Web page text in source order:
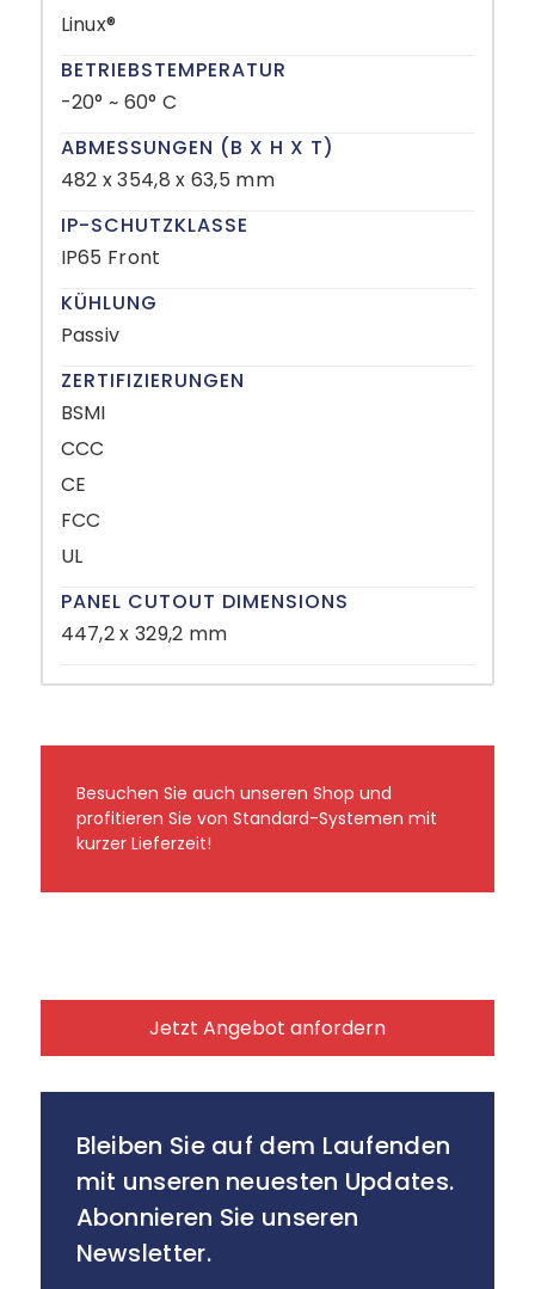
Linux®
BETRIEBSTEMPERATUR
-20° ~ 60° C
ABMESSUNGEN (B X H X T)
482 x 354,8 x 63,5 mm
IP-SCHUTZKLASSE
IP65 Front
KÜHLUNG
Passiv
ZERTIFIZIERUNGEN
BSMI
CCC
CE
FCC
UL
PANEL CUTOUT DIMENSIONS
447,2 x 329,2 mm
Besuchen Sie auch unseren Shop und
profitieren Sie von Standard-Systemen mit
kurzer Lieferzeit!
Jetzt Angebot anfordern
Bleiben Sie auf dem Laufenden
mit unseren neuesten Updates.
Abonnieren Sie unseren
Newsletter.